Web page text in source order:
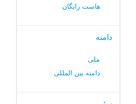
هاست رایگان
دامنه
ملی
دامنه بین المللی